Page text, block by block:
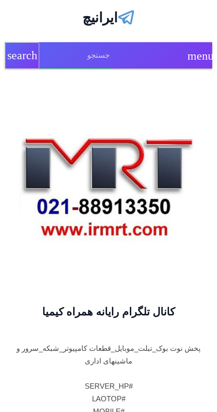
ایرانیچ
menu
search
کانال تلگرام رایانه همراه کیمیا
پخش نوت بوک_تبلت_موبایل_قطعات کامپیوتر_شبکه_سرور و
ماشینهای اداری
#SERVER_HP
#LAOTOP